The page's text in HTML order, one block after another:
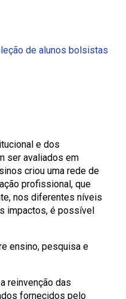
de alunos bolsistas
e dos
ser avaliados em
criou uma rede de
profissional, que
nos diferentes níveis
impactos, é possível
ensino, pesquisa e
reinvenção das
fornecidos pelo